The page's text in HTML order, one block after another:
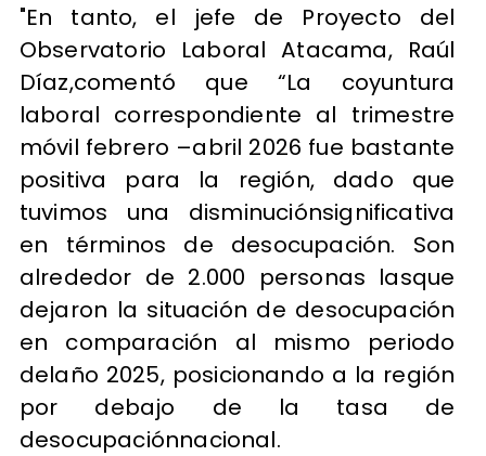
"En tanto, el jefe de Proyecto del
Observatorio Laboral Atacama, Raúl
Díaz,comentó que “La coyuntura
laboral correspondiente al trimestre
móvil febrero –abril 2026 fue bastante
positiva para la región, dado que
tuvimos una disminuciónsignificativa
en términos de desocupación. Son
alrededor de 2.000 personas lasque
dejaron la situación de desocupación
en comparación al mismo periodo
delaño 2025, posicionando a la región
por debajo de la tasa de
desocupaciónnacional.